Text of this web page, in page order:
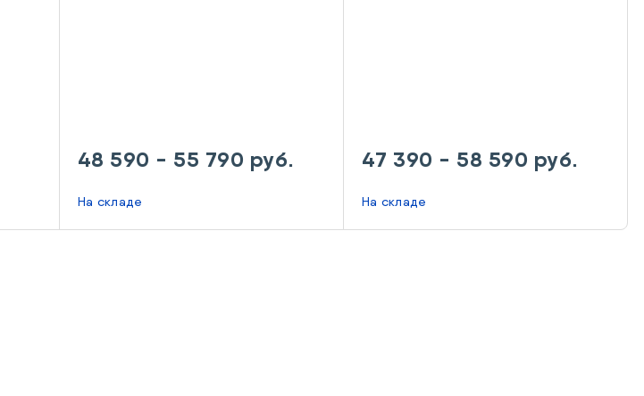
48 590 - 55 790 руб.
На складе
47 390 - 58 590 руб.
На складе